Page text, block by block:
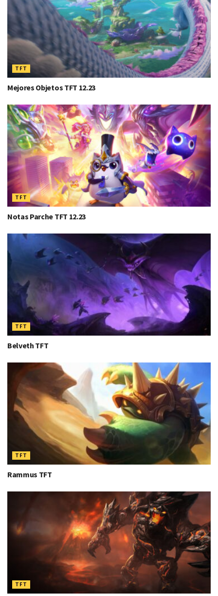
TFT
Mejores Objetos TFT 12.23
TFT
Notas Parche TFT 12.23
TFT
Belveth TFT
TFT
Rammus TFT
TFT